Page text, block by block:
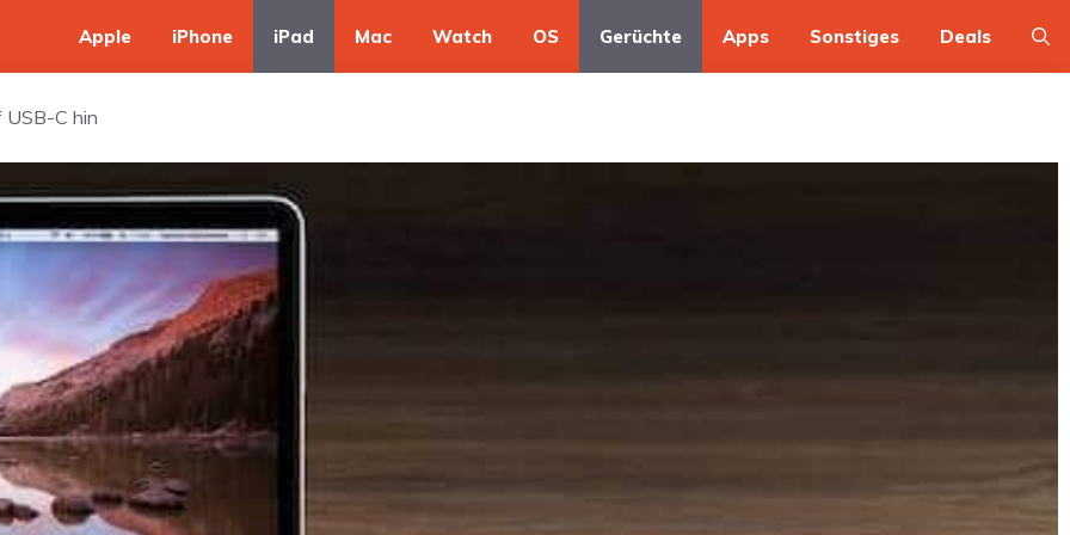
Apple iPhone iPad Mac Watch OS Gerüchte Apps Sonstiges Deals
C hin